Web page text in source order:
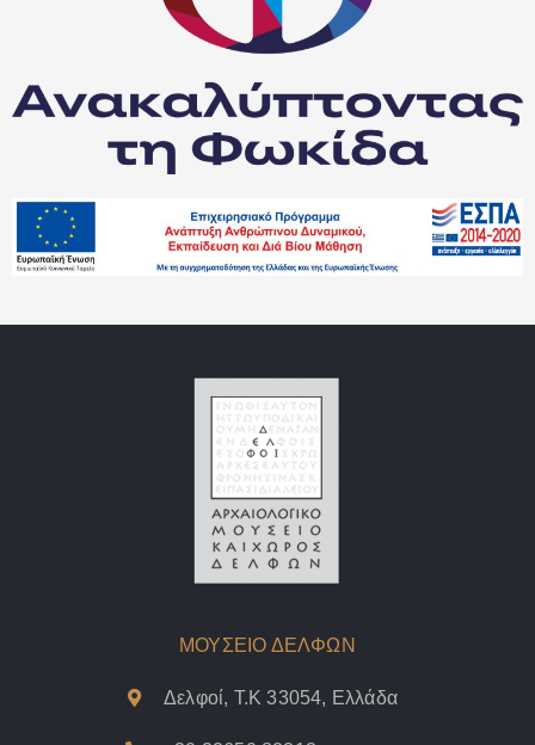
ΜΟΥΣΕΙΟ ΔΕΛΦΩΝ
Δελφοί, Τ.Κ 33054, Ελλάδα